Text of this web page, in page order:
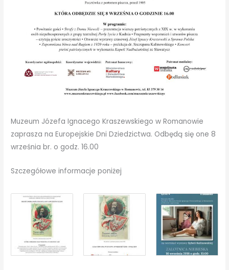
Muzeum Józefa Ignacego Kraszewskiego w Romanowie
zaprasza na Europejskie Dni Dziedzictwa. Odbędą się one 8
września br. o godz. 16.00
Szczegółowe informacje poniżej